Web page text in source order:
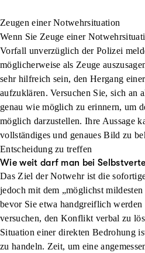
Zeugen einer Notwehrsituation
Wenn Sie Zeuge einer
Vorfall unverzüglich der Polizei
möglicherweise als Zeuge
sehr hilfreich sein, den Hergang
aufzuklären. Versuchen Sie, sich an
genau wie möglich zu erinnern, um
möglich darzustellen. Ihre Aussage
vollständiges und genaues Bild zu
Entscheidung zu treffen
Wie weit darf man bei
Das Ziel der Notwehr ist die
jedoch mit dem „möglichst
bevor Sie etwa handgreiflich werden
versuchen, den Konflikt verbal zu
Situation einer direkten Bedrohung
zu handeln. Zeit, um eine